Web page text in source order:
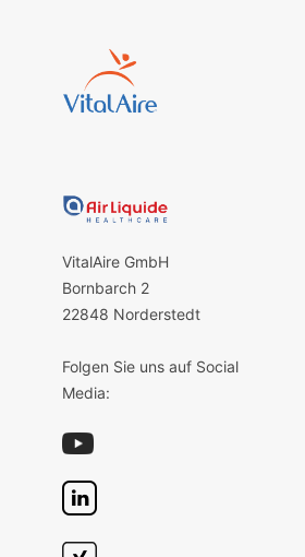
VitalAire GmbH
Bornbarch 2
22848 Norderstedt
Folgen Sie uns auf Social
Media: